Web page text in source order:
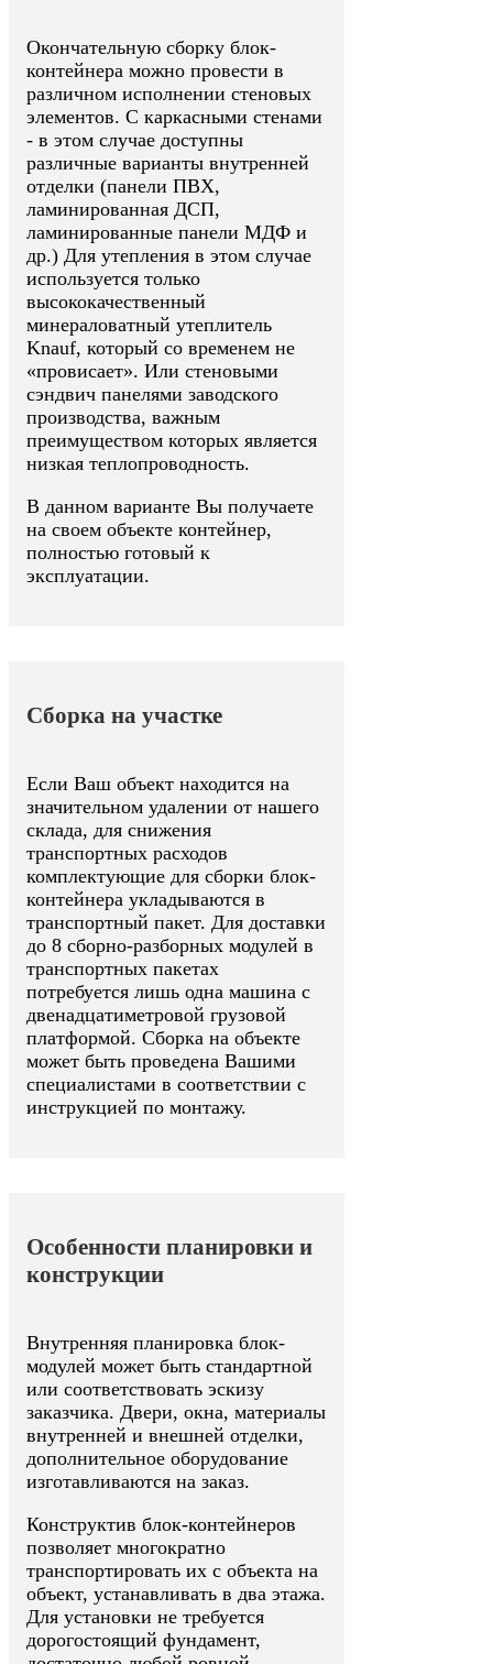
Окончательную сборку блок-
контейнера можно провести в
различном исполнении стеновых
элементов. С каркасными стенами
- в этом случае доступны
различные варианты внутренней
отделки (панели ПВХ,
ламинированная ДСП,
ламинированные панели МДФ и
др.) Для утепления в этом случае
используется только
высококачественный
минераловатный утеплитель
Knauf, который со временем не
«провисает». Или стеновыми
сэндвич панелями заводского
производства, важным
преимуществом которых является
низкая теплопроводность.
В данном варианте Вы получаете
на своем объекте контейнер,
полностью готовый к
эксплуатации.
Сборка на участке
Если Ваш объект находится на
значительном удалении от нашего
склада, для снижения
транспортных расходов
комплектующие для сборки блок-
контейнера укладываются в
транспортный пакет. Для доставки
до 8 сборно-разборных модулей в
транспортных пакетах
потребуется лишь одна машина с
двенадцатиметровой грузовой
платформой. Сборка на объекте
может быть проведена Вашими
специалистами в соответствии с
инструкцией по монтажу.
Особенности планировки и
конструкции
Внутренняя планировка блок-
модулей может быть стандартной
или соответствовать эскизу
заказчика. Двери, окна, материалы
внутренней и внешней отделки,
дополнительное оборудование
изготавливаются на заказ.
Конструктив блок-контейнеров
позволяет многократно
транспортировать их с объекта на
объект, устанавливать в два этажа.
Для установки не требуется
дорогостоящий фундамент,